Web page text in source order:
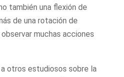
también una flexión de
de una rotación de
muchas acciones
otros estudiosos sobre la